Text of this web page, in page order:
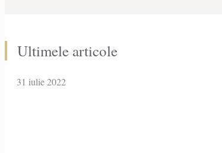
Ultimele articole
31 iulie 2022